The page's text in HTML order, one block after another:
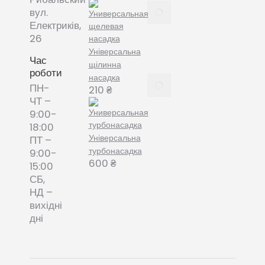
вул.
Електриків,
26
Час
роботи
ПН-
ЧТ –
9:00-
18:00
ПТ –
9:00-
15:00
СБ,
НД –
вихідні
дні
Універсальна
щілинна
насадка
210 ₴
Універсальна
турбонасадка
600 ₴